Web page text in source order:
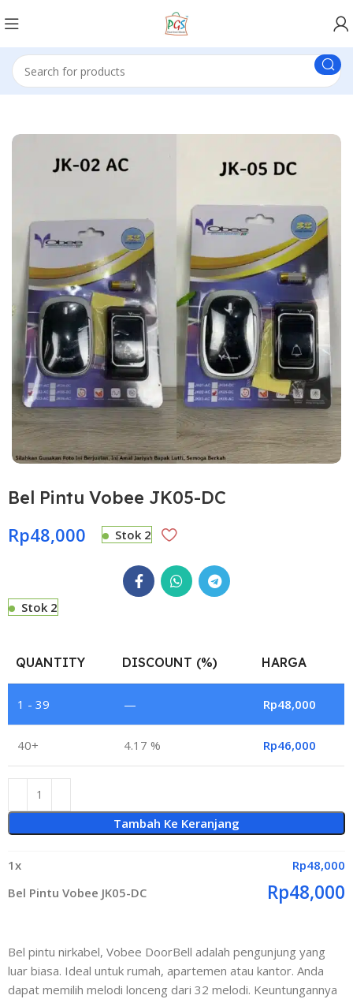
Bel Pintu Vobee JK05-DC
Rp48,000 Stok 2
Stok 2
QUANTITY DISCOUNT (%) HARGA
1 - 39 — Rp48,000
40+ 4.17 % Rp46,000
Tambah Ke Keranjang
1x Rp48,000
Bel Pintu Vobee JK05-DC
Rp48,000
Bel pintu nirkabel, Vobee DoorBell adalah pengunjung yang
luar biasa. Ideal untuk rumah, apartemen atau kantor. Anda
dapat memilih melodi lonceng dari 32 melodi. Keuntungannya